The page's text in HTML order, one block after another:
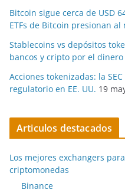
Bitcoin sigue cerca de USD
ETFs de Bitcoin presionan al
Stablecoins vs depósitos
bancos y cripto por el
Acciones tokenizadas: la
regulatorio en EE. UU. 19
Articulos destacados
Los mejores exchangers
criptomonedas
Binance